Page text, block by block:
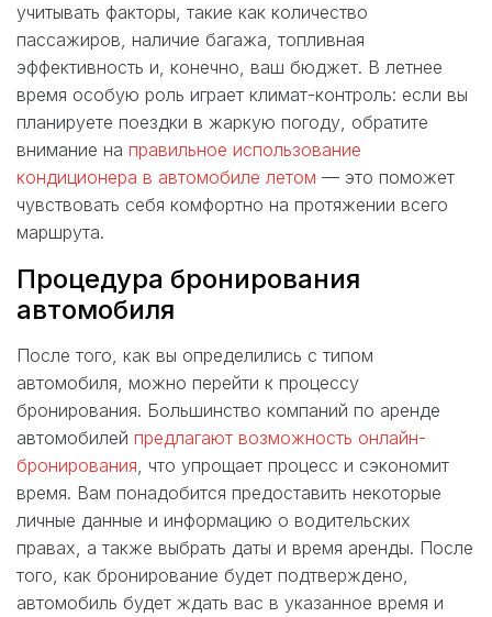
учитывать факторы, такие как количество
пассажиров, наличие багажа, топливная
эффективность и, конечно, ваш бюджет. В летнее
время особую роль играет климат-контроль: если вы
планируете поездки в жаркую погоду, обратите
внимание на правильное использование
кондиционера в автомобиле летом — это поможет
чувствовать себя комфортно на протяжении всего
маршрута.
Процедура бронирования
автомобиля
После того, как вы определились с типом
автомобиля, можно перейти к процессу
бронирования. Большинство компаний по аренде
автомобилей предлагают возможность онлайн-
бронирования , что упрощает процесс и сэкономит
время. Вам понадобится предоставить некоторые
личные данные и информацию о водительских
правах, а также выбрать даты и время аренды. После
того, как бронирование будет подтверждено,
автомобиль будет ждать вас в указанное время и